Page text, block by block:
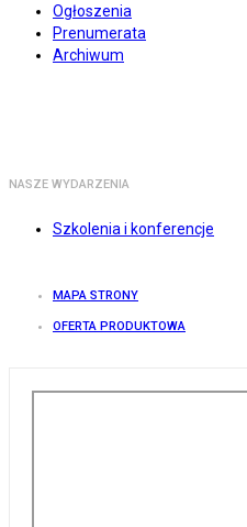
Ogłoszenia
Prenumerata
Archiwum
NASZE WYDARZENIA
Szkolenia i konferencje
MAPA STRONY
OFERTA PRODUKTOWA